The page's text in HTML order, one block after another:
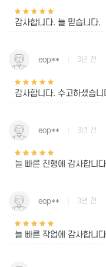
감사합니다. 늘 믿습니다.
eop** 3년 전
감사합니다. 수고하셨습니
eop** 3년 전
늘 빠른 진행에 감사합니
eop** 3년 전
늘 빠른 작업에 감사합니